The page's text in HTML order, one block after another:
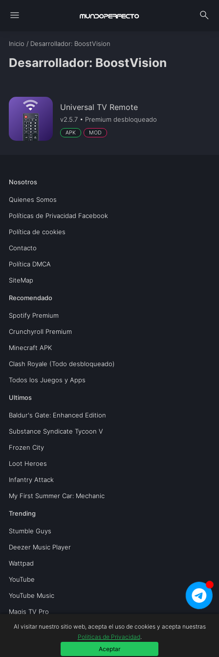
menu search
Inicio / Desarrollador: BoostVision
Desarrollador: BoostVision
Universal TV Remote
v2.5.7 • Premium desbloqueado
APK MOD
Nosotros
Quienes Somos
Políticas de Privacidad Facebook
Política de cookies
Contacto
Política DMCA
SiteMap
Recomendado
Spotify Premium
Crunchyroll Premium
Minecraft APK
Clash Royale (Todo desbloqueado)
Todos los Juegos y Apps
Ultimos
Baldur's Gate: Enhanced Edition
Substance Syndicate Tycoon V
Frozen City
Loot Heroes
Infantry Attack
My First Summer Car: Mechanic
Trending
Stumble Guys
Deezer Music Player
Wattpad
YouTube
YouTube Music
Magis TV Pro
Copyright © 2026 Mundoperfecto.net.
Al visitar nuestro sitio web, acepta el uso de cookies y acepta nuestras
Politicas de Privacidad.
Aceptar